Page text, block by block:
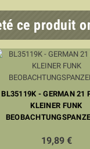
ce produit
BL35119K - GERMAN 21
KLEINER FUNK
19,89 €